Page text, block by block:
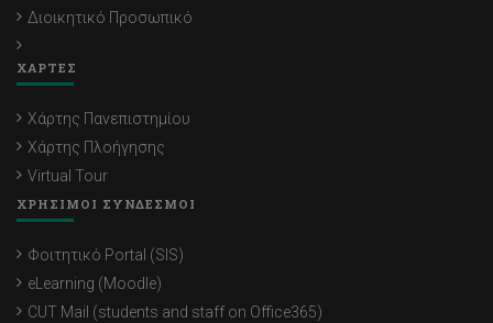
Διοικητικό Προσωπικό
ΧΑΡΤΕΣ
Χάρτης Πανεπιστημίου
Χάρτης Πλοήγησης
Virtual Tour
ΧΡΗΣΙΜΟΙ ΣΥΝΔΕΣΜΟΙ
Φοιτητικό Portal (SIS)
eLearning (Moodle)
CUT Mail (students and staff on Office365)